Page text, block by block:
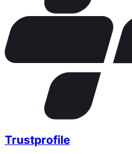
Trustprofile